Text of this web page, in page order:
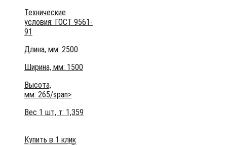
Технические
условия: ГОСТ 9561-
91
Длина, мм: 2500
Ширина, мм: 1500
Высота,
мм: 265/span>
Вес 1 шт, т: 1,359
Купить в 1 клик